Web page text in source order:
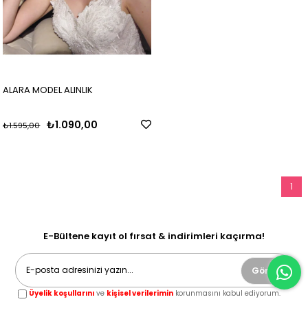
ALARA MODEL ALINLIK
₺1.090,00
₺1.595,00
1
E-Bültene kayıt ol fırsat & indirimleri kaçırma!
Gönder
Üyelik koşullarını ve kişisel verilerimin korunmasını kabul ediyorum.